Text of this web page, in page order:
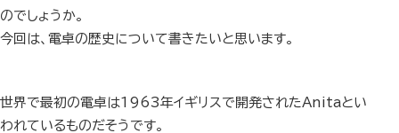
のでしょうか。
今回は、電卓の歴史について書きたいと思います。
世界で最初の電卓は1963年イギリスで開発されたAnitaとい
われているものだそうです。